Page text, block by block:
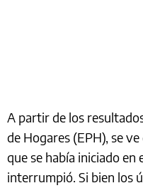
A partir de los
de Hogares (EPH), se
que se había iniciado en
interrumpió. Si bien los